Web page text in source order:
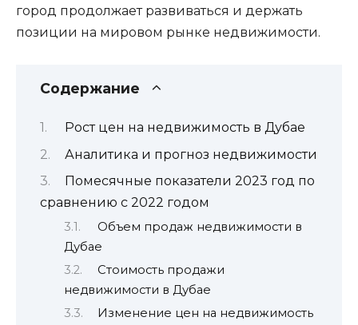
город продолжает развиваться и держать
позиции на мировом рынке недвижимости.
Содержание
Рост цен на недвижимость в Дубае
Аналитика и прогноз недвижимости
Помесячные показатели 2023 год по
сравнению с 2022 годом
Объем продаж недвижимости в
Дубае
Стоимость продажи
недвижимости в Дубае
Изменение цен на недвижимость